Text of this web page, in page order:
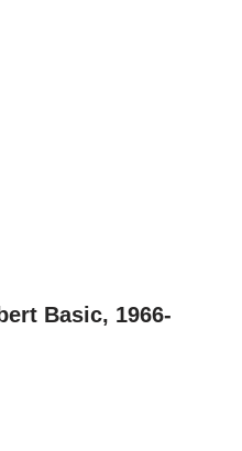
Basic, 1966-